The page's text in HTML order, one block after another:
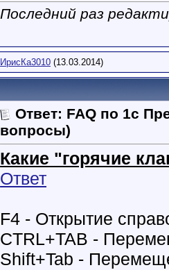
Последний раз
ИрисКа3010 (13.03.2014)
Ответ: FAQ по 1с
вопросы)
Какие "горячие
Ответ
F4 - Открытие
CTRL+TAB -
Shift+Tab -